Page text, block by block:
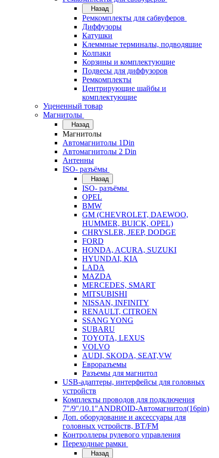
Назад
Ремкомплекты для сабвуферов
Диффузоры
Катушки
Клеммные терминалы, подводящие
Колпаки
Корзины и комплектующие
Подвесы для диффузоров
Ремкомплекты
Центрирующие шайбы и
комплектующие
Уцененный товар
Магнитолы
Назад
Магнитолы
Автомагнитолы 1Din
Автомагнитолы 2 Din
Антенны
ISO- разъёмы
Назад
ISO- разъёмы
OPEL
BMW
GM (CHEVROLET, DAEWOO,
HUMMER, BUICK, OPEL)
CHRYSLER, JEEP, DODGE
FORD
HONDA, ACURA, SUZUKI
HYUNDAI, KIA
LADA
MAZDA
MERCEDES, SMART
MITSUBISHI
NISSAN, INFINITY
RENAULT, CITROEN
SSANG YONG
SUBARU
TOYOTA, LEXUS
VOLVO
AUDI, SKODA, SEAT,VW
Евроразъемы
Разъемы для магнитол
USB-адаптеры, интерфейсы для головных
устройств
Комплекты проводов для подключения
7"/9"/10.1"ANDROID-Автомагнитол(16pin)
Доп. оборудование и аксессуары для
головных устройств, BT/FM
Контроллеры рулевого управления
Переходные рамки
Назад